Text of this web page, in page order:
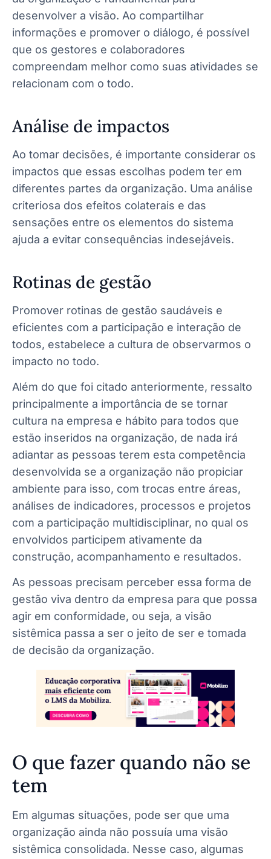
desenvolver a visão. Ao compartilhar
informações e promover o diálogo, é possível
que os gestores e colaboradores
compreendam melhor como suas atividades se
relacionam com o todo.
Análise de impactos
Ao tomar decisões, é importante considerar os
impactos que essas escolhas podem ter em
diferentes partes da organização. Uma análise
criteriosa dos efeitos colaterais e das
sensações entre os elementos do sistema
ajuda a evitar consequências indesejáveis.
Rotinas de gestão
Promover rotinas de gestão saudáveis e
eficientes com a participação e interação de
todos, estabelece a cultura de observarmos o
impacto no todo.
Além do que foi citado anteriormente, ressalto
principalmente a importância de se tornar
cultura na empresa e hábito para todos que
estão inseridos na organização, de nada irá
adiantar as pessoas terem esta competência
desenvolvida se a organização não propiciar
ambiente para isso, com trocas entre áreas,
análises de indicadores, processos e projetos
com a participação multidisciplinar, no qual os
envolvidos participem ativamente da
construção, acompanhamento e resultados.
As pessoas precisam perceber essa forma de
gestão viva dentro da empresa para que possa
agir em conformidade, ou seja, a visão
sistêmica passa a ser o jeito de ser e tomada
de decisão da organização.
O que fazer quando não se
tem
Em algumas situações, pode ser que uma
organização ainda não possuía uma visão
sistêmica consolidada. Nesse caso, algumas